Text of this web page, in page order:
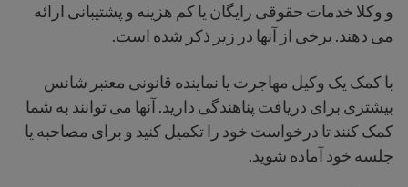
و وکلا خدمات حقوقی رایگان یا کم هزینه و پشتیبانی ارائه
می دهند. برخی از آنها در زیر ذکر شده است.
با کمک یک وکیل مهاجرت یا نماینده قانونی معتبر شانس
بیشتری برای دریافت پناهندگی دارید. آنها می توانند به شما
کمک کنند تا درخواست خود را تکمیل کنید و برای مصاحبه یا
جلسه خود آماده شوید.